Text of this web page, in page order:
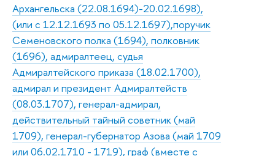
Архангельска (22.08.1694)-20.02.1698),
(или с 12.12.1693 по 05.12.1697),поручик
Семеновского полка (1694), полковник
(1696), адмиралтеец, судья
Адмиралтейского приказа (18.02.1700),
адмирал и президент Адмиралтейств
(08.03.1707), генерал-адмирал,
действительный тайный советник (май
1709), генерал-губернатор Азова (май 1709
или 06.02.1710 - 1719), граф (вместе с